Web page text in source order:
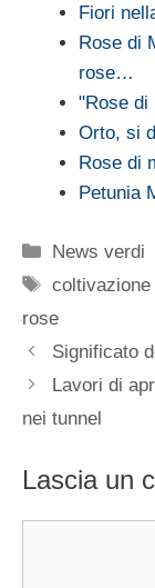
Fiori
Rose di
rose…
"Rose di
Orto, si
Rose di
Petunia
Categorie
News verdi
Tag
coltivazione
rose
Significato
Lavori di
nei tunnel
Lascia un